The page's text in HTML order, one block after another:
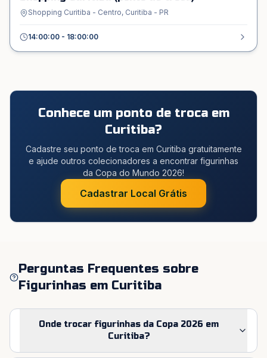
Shopping Curitiba - Centro, Curitiba - PR
14:00:00 - 18:00:00
Conhece um ponto de troca em
Curitiba?
Cadastre seu ponto de troca em Curitiba gratuitamente
e ajude outros colecionadores a encontrar figurinhas
da Copa do Mundo 2026!
Cadastrar Local Grátis
Perguntas Frequentes sobre
Figurinhas em Curitiba
Onde trocar figurinhas da Copa 2026 em
Curitiba?